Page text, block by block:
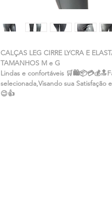
CALÇAS LEG CIRRE LYCRA E
TAMANHOS M e G
Lindas e confortáveis
selecionada,Visando sua Satisfação
😉👍